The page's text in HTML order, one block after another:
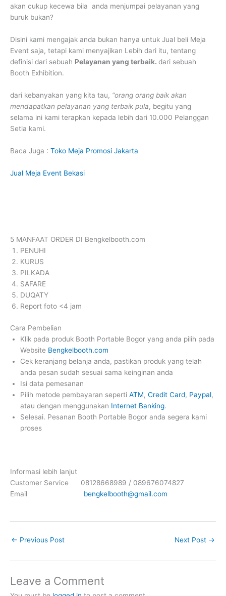
akan cukup kecewa bila anda menjumpai pelayanan yang
buruk bukan?
Disini kami mengajak anda bukan hanya untuk Jual beli Meja
Event saja, tetapi kami menyajikan Lebih dari itu, tentang
definisi dari sebuah Pelayanan yang terbaik. dari sebuah
Booth Exhibition.
dari kebanyakan yang kita tau, “orang orang baik akan
mendapatkan pelayanan yang terbaik pula, begitu yang
selama ini kami terapkan kepada lebih dari 10.000 Pelanggan
Setia kami.
Baca Juga : Toko Meja Promosi Jakarta
Jual Meja Event Bekasi
5 MANFAAT ORDER DI Bengkelbooth.com
PENUHI
KURUS
PILKADA
SAFARE
DUQATY
Report foto <4 jam
Cara Pembelian
Klik pada produk Booth Portable Bogor yang anda pilih pada
Website Bengkelbooth.com
Cek keranjang belanja anda, pastikan produk yang telah
anda pesan sudah sesuai sama keinginan anda
Isi data pemesanan
Pilih metode pembayaran seperti ATM, Credit Card, Paypal,
atau dengan menggunakan Internet Banking.
Selesai. Pesanan Booth Portable Bogor anda segera kami
proses
Informasi lebih lanjut
Customer Service 08128668989 / 089676074827
Email bengkelbooth@gmail.com
← Previous Post Next Post →
Leave a Comment